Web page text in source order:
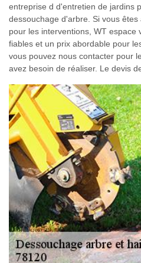
entreprise d d'entretien de jardins
dessouchage d'arbre. Si vous êtes
pour les interventions, WT espace
fiables et un prix abordable pour
vous pouvez nous contacter pour
avez besoin de réaliser. Le devis